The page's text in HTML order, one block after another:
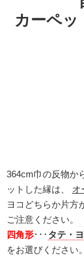
カーペッ
364cm巾の反物か
ットした縁は、 オ
ヨコどちらか片方
ご注意ください。
四角形･･･ タテ・
をお選びください。